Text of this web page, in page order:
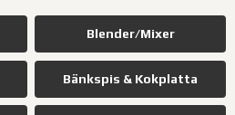
Blender/Mixer
Bänkspis & Kokplatta